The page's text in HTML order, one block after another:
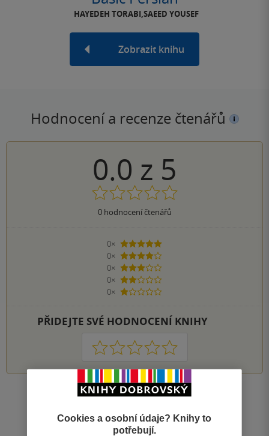
HAYEDEH TORABI,SAEED YOUSEF
Zobrazit knihu
Hodnocení a recenze čtenářů
0.0 z 5
0hodnocení čtenářů
0×
5 hvězdiček
0×
4 hvězdičky
0×
3 hvězdičky
0×
2 hvězdičky
0×
1 hvezdička
PŘIDEJTE SVÉ HODNOCENÍ KNIHY
1 2 3 4 5
Nahoru
Zobrazeno 20 z 20
1
/ 1
Cookies a osobní údaje? Knihy to
potřebují.